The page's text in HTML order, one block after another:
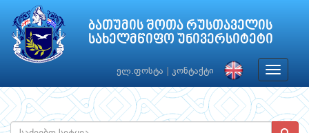
ბათუმის შოთა რუსთაველის
სახელმწიფო უნივერსიტეტი
ელ.ფოსტა კონტაქტი
Toggle